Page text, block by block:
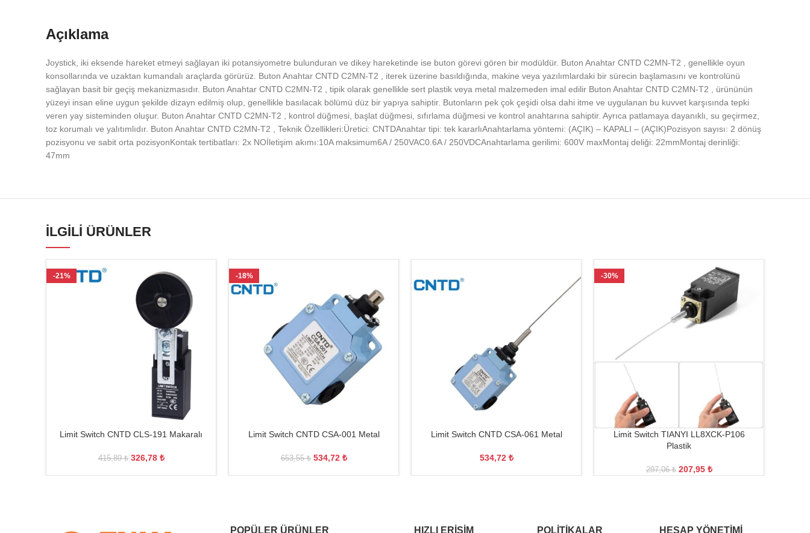
Açıklama
Joystick, iki eksende hareket etmeyi sağlayan iki potansiyometre bulunduran ve dikey hareketinde ise buton görevi gören bir modüldür. Buton Anahtar CNTD C2MN-T2 , genellikle oyun
konsollarında ve uzaktan kumandalı araçlarda görürüz. Buton Anahtar CNTD C2MN-T2 , iterek üzerine basıldığında, makine veya yazılımlardaki bir sürecin başlamasını ve kontrolünü
sağlayan basit bir geçiş mekanizmasıdır. Buton Anahtar CNTD C2MN-T2 , tipik olarak genellikle sert plastik veya metal malzemeden imal edilir Buton Anahtar CNTD C2MN-T2 , ürününün
yüzeyi insan eline uygun şekilde dizayn edilmiş olup, genellikle basılacak bölümü düz bir yapıya sahiptir. Butonların pek çok çeşidi olsa dahi itme ve uygulanan bu kuvvet karşısında tepki
veren yay sisteminden oluşur. Buton Anahtar CNTD C2MN-T2 , kontrol düğmesi, başlat düğmesi, sıfırlama düğmesi ve kontrol anahtarına sahiptir. Ayrıca patlamaya dayanıklı, su geçirmez,
toz korumalı ve yalıtımlıdır. Buton Anahtar CNTD C2MN-T2 , Teknik Özellikleri:Üretici: CNTDAnahtar tipi: tek kararlıAnahtarlama yöntemi: (AÇIK) – KAPALI – (AÇIK)Pozisyon sayısı: 2 dönüş
pozisyonu ve sabit orta pozisyonKontak tertibatları: 2x NOİletişim akımı:10A maksimum6A / 250VAC0.6A / 250VDCAnahtarlama gerilimi: 600V maxMontaj deliği: 22mmMontaj derinliği:
47mm
İLGILI ÜRÜNLER
-21%
Limit Switch CNTD CLS-191 Makaralı
415,89₺ 326,78 ₺
-18%
Limit Switch CNTD CSA-001 Metal
653,55₺ 534,72 ₺
Limit Switch CNTD CSA-061 Metal
534,72 ₺
-30%
Limit Switch TIANYI LL8XCK-P106
Plastik
297,06₺ 207,95 ₺
POPÜLER ÜRÜNLER HIZLI ERIŞIM POLITIKALAR HESAP YÖNETIMI